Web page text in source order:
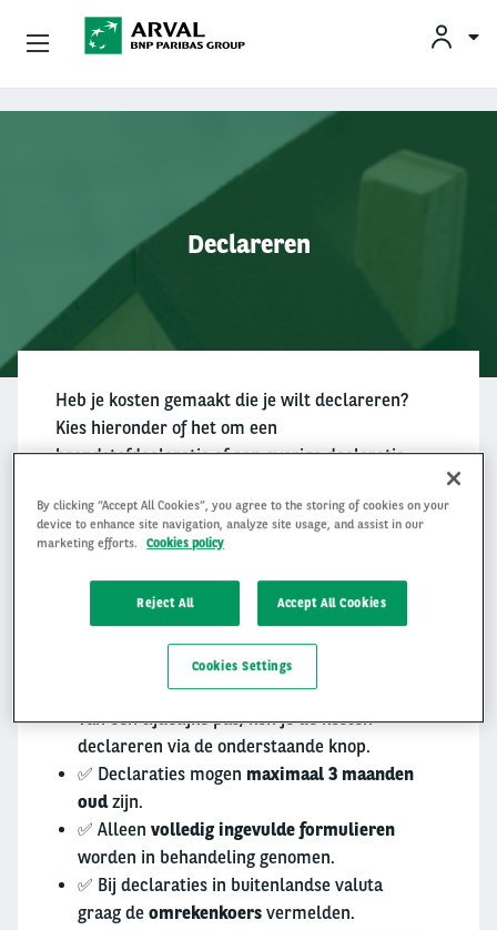
Declareren
Heb je kosten gemaakt die je wilt declareren?
Kies hieronder of het om een
brandstofdeclaratie of een overige declaratie
Voorwaarden voor het indienen van een
Brandstofkan
via het algemene
een Multitankcard hebt, declareer je bon
Multitankcard app. In het geval
van een tijdelijke pas, kun je de kosten
declareren via de onderstaande knop.
✅ Declaraties mogen maximaal 3 maanden
oudzijn.
✅ Alleen volledig ingevulde formulieren
worden in behandeling genomen.
✅ Bij declaraties in buitenlandse valuta
graag de omrekenkoersvermelden.
Zakelijk Leasen
Klantenservice
Over Arval
By clicking “Accept All Cookies”, you agree to the storing of cookies on your
device to enhance site navigation, analyze site usage, and assist in our
marketing efforts.
Cookies policy
Reject All Accept All Cookies
Cookies Settings